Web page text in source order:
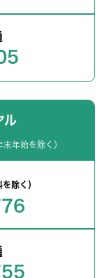
ル
年始を除く）
除く）